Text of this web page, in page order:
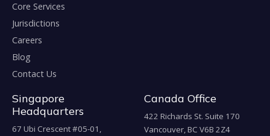
Core Services
Jurisdictions
Careers
Blog
Contact Us
Singapore
Headquarters
67 Ubi Crescent #05-01,
Canada Office
422 Richards St. Suite 170
Vancouver, BC V6B 2Z4